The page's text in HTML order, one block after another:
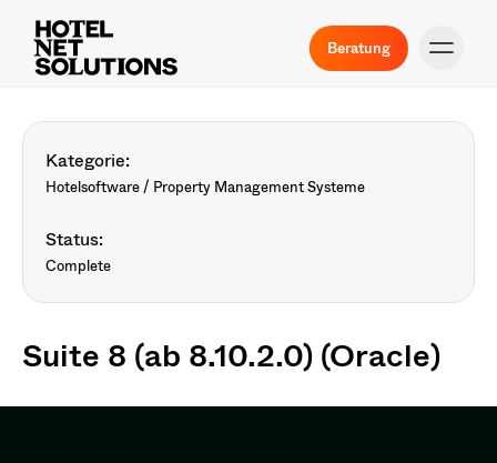
Beratung
Kategorie:
Hotelsoftware / Property Management Systeme
Status:
Complete
Suite 8 (ab 8.10.2.0) (Oracle)